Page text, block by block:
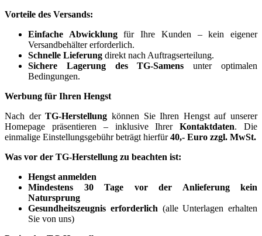
Vorteile des Versands:
Einfache Abwicklungfür Ihre Kunden – kein eigener
Versandbehälter erforderlich.
Schnelle Lieferung direkt nach Auftragserteilung.
Sichere Lagerung des TG-Samens unter optimalen
Bedingungen.
Werbung für Ihren Hengst
Nach derTG-Herstellung können Sie Ihren Hengst auf unserer
Homepage präsentieren – inklusive IhrerKontaktdaten. Die
einmalige Einstellungsgebühr beträgt hierfür40,- Euro zzgl. MwSt.
Was vor der TG-Herstellung zu beachten ist:
Hengst anmelden
Mindestens 30 Tage vor der Anlieferung kein
Natursprung
Gesundheitszeugnis erforderlich (alle Unterlagen erhalten
Sie von uns)